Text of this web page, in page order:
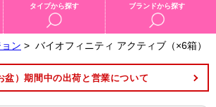
タイプから探す ブランドから探す
ン > バイオフィニティ アクティブ（×6箱）
盆）期間中の出荷と営業について